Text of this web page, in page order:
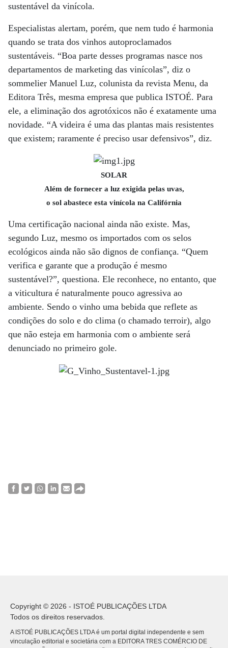
sustentável da vinícola.
Especialistas alertam, porém, que nem tudo é harmonia
quando se trata dos vinhos autoproclamados
sustentáveis. “Boa parte desses programas nasce nos
departamentos de marketing das vinícolas”, diz o
sommelier Manuel Luz, colunista da revista Menu, da
Editora Três, mesma empresa que publica ­ISTOÉ. Para
ele, a eliminação dos agrotóxicos não é exatamente uma
novidade. “A videira é uma das plantas mais resistentes
que existem; raramente é preciso usar defensivos”, diz.
SOLAR
Além de fornecer a luz exigida pelas uvas,
o sol abastece esta vinícola na Califórnia
Uma certificação nacional ainda não existe. Mas,
segundo Luz, mesmo os importados com os selos
ecológicos ainda não são dignos de confiança. “Quem
verifica e garante que a produção é mesmo
sustentável?”, questiona. Ele reconhece, no entanto, que
a viticultura é naturalmente pouco agressiva ao
ambiente. Sendo o vinho uma bebida que reflete as
condições do solo e do clima (o chamado terroir), algo
que não esteja em harmonia com o ambiente será
denunciado no primeiro gole.
Copyright © 2026 - ISTOÉ PUBLICAÇÕES LTDA
Todos os direitos reservados.
A ISTOÉ PUBLICAÇÕES LTDA é um portal digital independente e sem
vinculação editorial e societária com a EDITORA TRES COMÉRCIO DE